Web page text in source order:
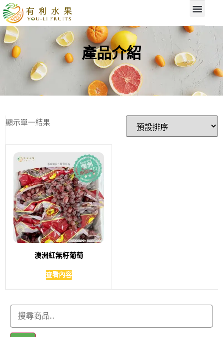
產品介紹
顯示單一結果
澳洲紅無籽葡萄
查看內容